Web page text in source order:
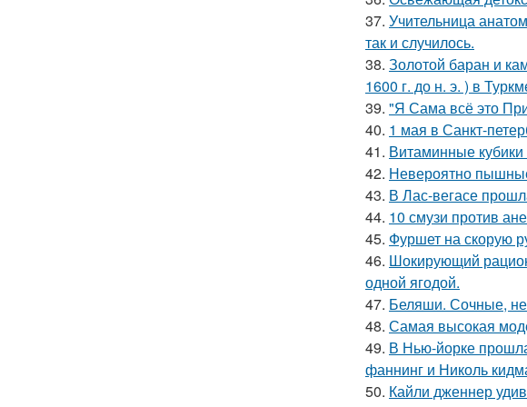
37. Учительница
так и случилось.
38. Золотой баран и
1600 г. до н. э. ) в
39. "Я Сама всё это
40. 1 мая в Санкт-
41. Витаминные
42. Невероятно
43. В Лас-вегасе
44. 10 смузи против
45. Фуршет на скорую
46. Шокирующий
одной ягодой.
47. Беляши. Сочные,
48. Самая высокая
49. В Нью-йорке
фаннинг и Николь
50. Кайли дженнер